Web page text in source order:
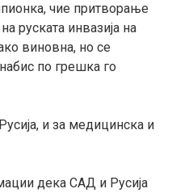
чие притворање
руската инвазија на
виновна, но се
по грешка го
и за медицинска и
дека САД и Русија